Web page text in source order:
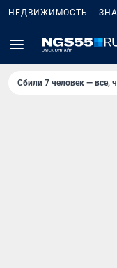
НЕДВИЖИМОСТЬ
Сбили 7 человек — все,